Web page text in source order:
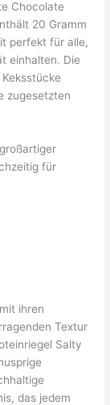
Chocolate
20 Gramm
perfekt für alle,
einhalten. Die
zugesetzten
für
ihren
Textur
Salty
das jedem